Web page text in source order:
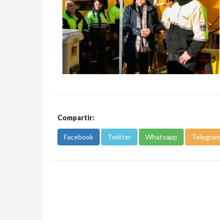
Compartir:
Facebook Twitter Whatsapp Telegram